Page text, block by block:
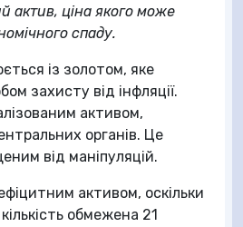
актив, ціна якого може
спаду.
із золотом, яке
захисту від інфляції.
активом,
органів. Це
від маніпуляцій.
активом, оскільки
обмежена 21